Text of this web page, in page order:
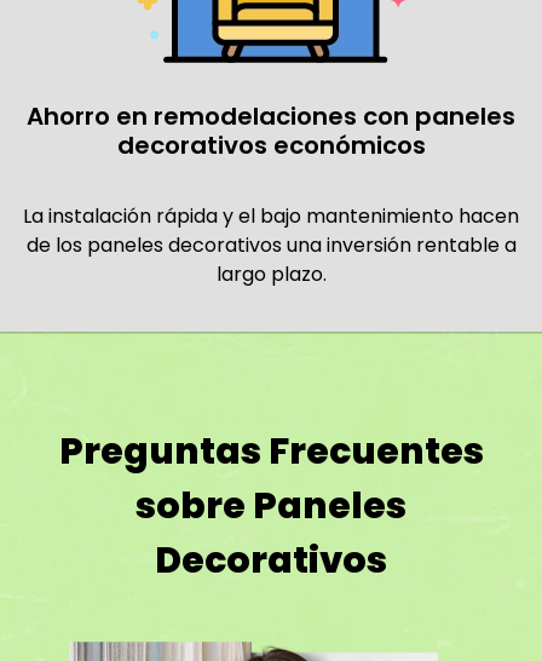
Ahorro en remodelaciones con paneles
decorativos económicos
La instalación rápida y el bajo mantenimiento hacen
de los paneles decorativos una inversión rentable a
largo plazo.
Preguntas Frecuentes
sobre Paneles
Decorativos